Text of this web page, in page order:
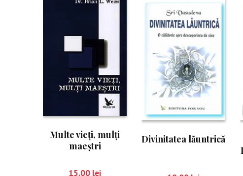
Multe vieţi, mulţi
maeştri
15.00 lei
Divinitatea lăuntrică